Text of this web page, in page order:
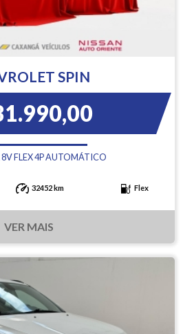
SPIN
8V FLEX 4P AUTOMÁTICO
32452 km Flex
VER MAIS